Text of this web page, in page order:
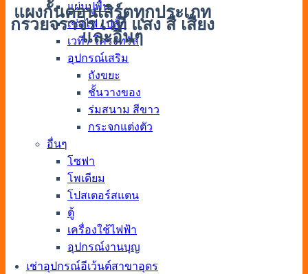
แผ่นปูพื้น
เช่าไฟ / ปลั๊ก
เวที / โครงทรัส
อุปกรณ์เสริม
ถังขยะ
ชั้นวางของ
ร่มสนาม สีขาว
กระจกแต่งตัว
อื่นๆ
โซฟา
โพเดียม
โปสเตอร์สแตน
ตู้
เครื่องใช้ไฟฟ้า
อุปกรณ์งานบุญ
เช่าอุปกรณ์อีเว้นต์สาขาอุดร
แผงกั้นคอนเสิร์ตทุกประเภท
กรวยจราจร เวที แสง สี เสียง
และอื่นๆ